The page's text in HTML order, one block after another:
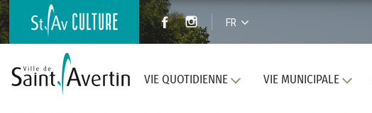
FR
VIE QUOTIDIENNE VIE MUNICIPALE